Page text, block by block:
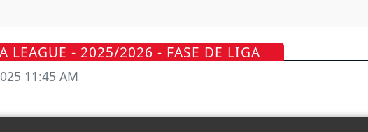
LEAGUE - 2025/2026 - FASE DE LIGA
11:45 AM